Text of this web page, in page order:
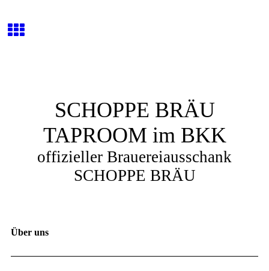
SCHOPPE BRÄU
TAPROOM im BKK
offizieller Brauereiausschank
SCHOPPE BRÄU
Über uns